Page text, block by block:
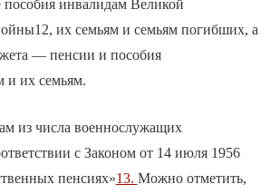
инвалидам Великой
их семьям и семьям погибших, а
— пенсии и пособия
и их семьям.
из числа военнослужащих
с Законом от 14 июля 1956
пенсиях»13. Можно отметить,